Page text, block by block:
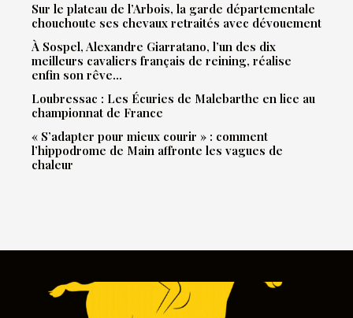
Sur le plateau de l’Arbois, la garde départementale
chouchoute ses chevaux retraités avec dévouement
À Sospel, Alexandre Giarratano, l’un des dix
meilleurs cavaliers français de reining, réalise
enfin son rêve…
Loubressac : Les Écuries de Malebarthe en lice au
championnat de France
« S’adapter pour mieux courir » : comment
l’hippodrome de Main affronte les vagues de
chaleur